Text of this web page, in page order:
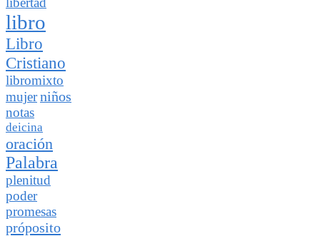
libro
Libro
Cristiano
libromixto
mujerniños
notas
deicina
oración
Palabra
plenitud
poder
promesas
próposito